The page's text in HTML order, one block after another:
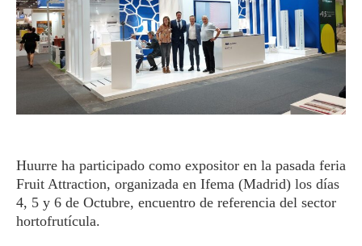
Huurre ha participado como expositor en la pasada feria
Fruit Attraction, organizada en Ifema (Madrid) los días
4, 5 y 6 de Octubre, encuentro de referencia del sector
hortofrutícula.